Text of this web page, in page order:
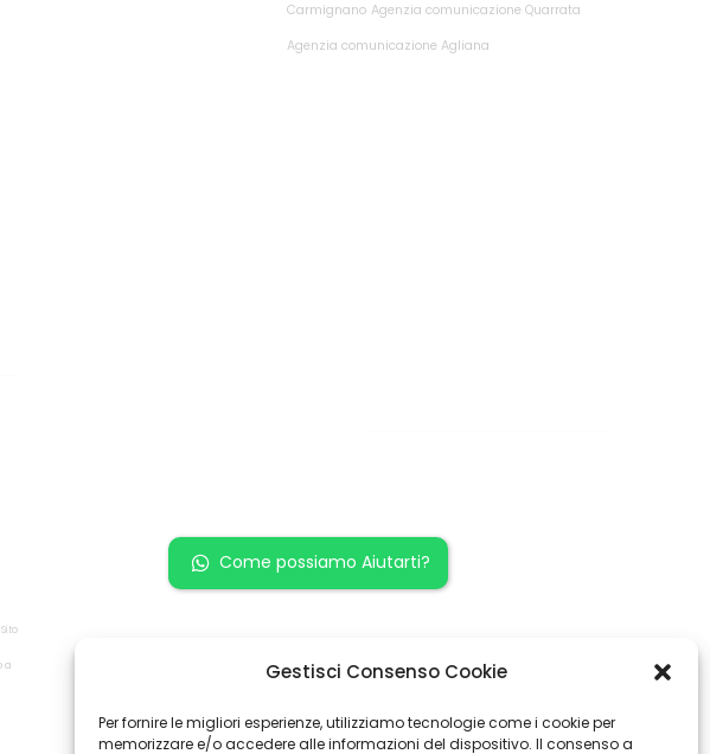
Gestisci Consenso Cookie
Per fornire le migliori esperienze, utilizziamo tecnologie come i cookie per
memorizzare e/o accedere alle informazioni del dispositivo. Il consenso a
Carmignano Agenzia comunicazione Quarrata
Agenzia comunicazione Agliana
a
Come possiamo Aiutarti?